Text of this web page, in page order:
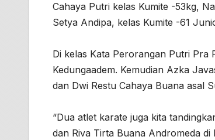
Cahaya Putri kelas Kumite -53kg,
Setya Andipa, kelas Kumite -61
Di kelas Kata Perorangan Putri Pra
Kedungaadem. Kemudian Azka
dan Dwi Restu Cahaya Buana asal
“Dua atlet karate juga kita
dan Riva Tirta Buana Andromeda